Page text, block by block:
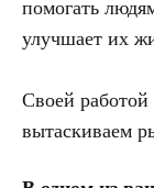
помогать
улучшает их
Своей
вытаскиваем